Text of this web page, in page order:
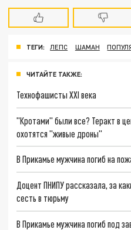
ТЕГИ: ЛЕПС ШАМАН
ЧИТАЙТЕ ТАКЖЕ:
Технофашисты XXI века
"Кротами" были все? Теракт в
охотятся "живые дроны"
В Прикамье мужчина погиб на
Доцент ПНИПУ рассказала, за
сесть в тюрьму
В Прикамье мужчина погиб под